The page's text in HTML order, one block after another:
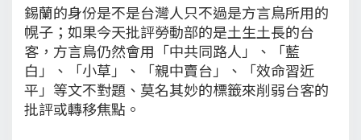
錫蘭的身份是不是台灣人只不過是方言鳥所用的
幌子；如果今天批評勞動部的是土生土長的台
客，方言鳥仍然會用「中共同路人」、「藍
白」、「小草」、「親中賣台」、「效命習近
平」等文不對題、莫名其妙的標籤來削弱台客的
批評或轉移焦點。